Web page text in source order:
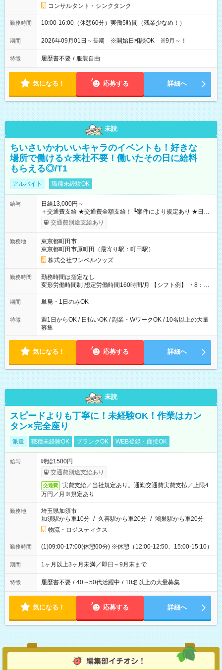
コンサルタント・シンクタンク
勤務時間 10:00-16:00（休憩60分）実働5時間（残業少なめ！）
期間 2026年09月01日～長期 ※開始日相談OK ※9月～！
特徴 履歴書不要 / 服装自由
気になる！ 応募する 詳細へ
未読
ちいさいかわいいキャラのイベントも！好きな
場所で働ける☆来社不要！働いたその日に給料
もらえる◎/T1
アルバイト 職種未経験OK
給与
日給13,000円～
＋交通費支給 ★交通費全額支給！ ┗案件により規定あり ★日払
いOK！（規定あり） ┗働いたその日に現金GET♪ お仕事後はコ
ンビニATMから 日払い分を引き落とせます！ 【試用期間】試
交通費別途支給あり
勤務地
東京都町田市
東京都町田市原町田（最寄り駅：町田駅）
株式会社ワンベルウッズ
勤務時間
勤務時間は指定なし
変形労働時間制 想定労働時間160時間/月 【シフト例】 ・8：00
～21：00
期間 単発・1日のみOK
特徴
週1日からOK / 日払いOK / 副業・WワークOK / 10名以上の大量
募集
気になる！ 応募する 詳細へ
未読
スピードよりも丁寧に！未経験OK！作業はカン
タン×完全座り
派遣 職種未経験OK ブランクOK WEB登録・面接OK
給与
時給1500円
交通費別途支給あり
交通費
実費支給／当社規定あり。通勤交通費実費支払／上限4
万円／月※規定あり
勤務地
埼玉県加須市
加須駅から車10分 / 久喜駅から車20分 / 鴻巣駅から車20分
物流・ロジスティクス
勤務時間 (1)09:00-17:00(休憩60分) ※休憩（12:00-12:50、15:00-15:10）
期間 1ヶ月以上3ヶ月未満／即日～9月末まで
特徴 履歴書不要 / 40～50代活躍中 / 10名以上の大量募集
気になる！ 応募する 詳細へ